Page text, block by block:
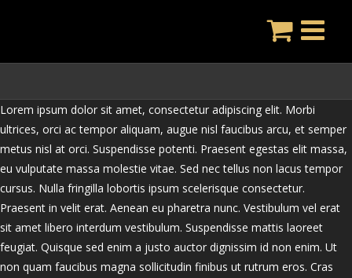
Lorem ipsum dolor sit amet, consectetur adipiscing elit. Morbi
ultrices, orci ac tempor aliquam, augue nisl faucibus arcu, et semper
metus nisl at orci. Suspendisse potenti. Praesent egestas elit massa,
eu vulputate massa molestie vitae. Sed nec tellus non lacus tempor
cursus. Nulla fringilla lobortis ipsum scelerisque consectetur.
Praesent in velit erat. Aenean eu pharetra nunc. Vestibulum vel erat
sit amet libero interdum vestibulum. Suspendisse mattis laoreet
feugiat. Quisque sed enim a justo auctor dignissim id non enim. Ut
non quam faucibus magna sollicitudin finibus ut rutrum eros. Cras